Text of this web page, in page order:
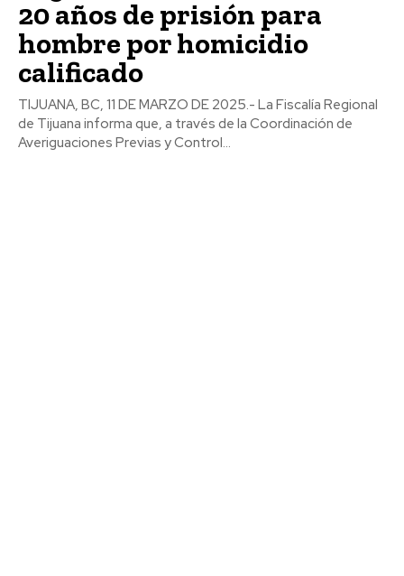
20 años de prisión para
hombre por homicidio
calificado
TIJUANA, BC, 11 DE MARZO DE 2025.- La Fiscalía Regional
de Tijuana informa que, a través de la Coordinación de
Averiguaciones Previas y Control...